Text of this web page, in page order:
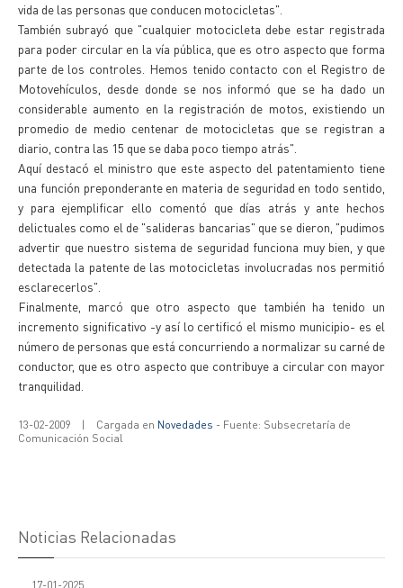
vida de las personas que conducen motocicletas".
También subrayó que "cualquier motocicleta debe estar registrada
para poder circular en la vía pública, que es otro aspecto que forma
parte de los controles. Hemos tenido contacto con el Registro de
Motovehículos, desde donde se nos informó que se ha dado un
considerable aumento en la registración de motos, existiendo un
promedio de medio centenar de motocicletas que se registran a
diario, contra las 15 que se daba poco tiempo atrás".
Aquí destacó el ministro que este aspecto del patentamiento tiene
una función preponderante en materia de seguridad en todo sentido,
y para ejemplificar ello comentó que días atrás y ante hechos
delictuales como el de "salideras bancarias" que se dieron, "pudimos
advertir que nuestro sistema de seguridad funciona muy bien, y que
detectada la patente de las motocicletas involucradas nos permitió
esclarecerlos".
Finalmente, marcó que otro aspecto que también ha tenido un
incremento significativo -y así lo certificó el mismo municipio- es el
número de personas que está concurriendo a normalizar su carné de
conductor, que es otro aspecto que contribuye a circular con mayor
tranquilidad.
13-02-2009 | Cargada en Novedades - Fuente: Subsecretaría de
Comunicación Social
Noticias Relacionadas
17-01-2025